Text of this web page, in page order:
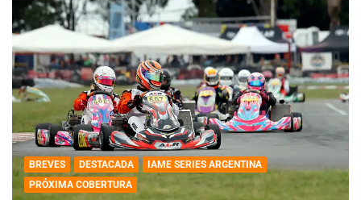
BREVES DESTACADA
IAME SERIES ARGENTINA
PRÓXIMA COBERTURA